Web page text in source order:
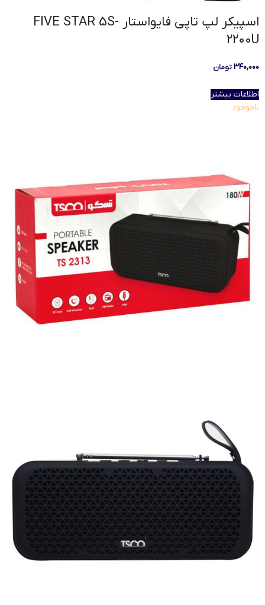
اسپیکر لپ تاپی فایواستار FIVE STAR 5S-
2200U
۳۴۰,۰۰۰تومان
اطلاعات بیشتر
ناموجود